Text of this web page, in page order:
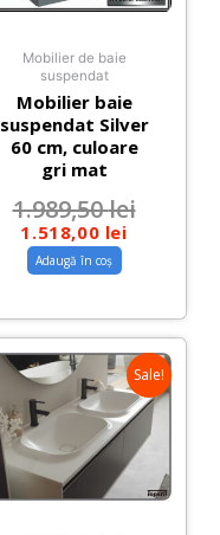
Mobilier de baie
suspendat
Mobilier baie
suspendat Silver
60 cm, culoare
gri mat
1.989,50lei
1.518,00 lei
Adaugă în coș
Sale!